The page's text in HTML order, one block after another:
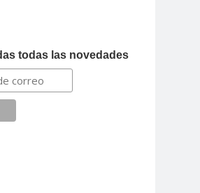
todas las novedades